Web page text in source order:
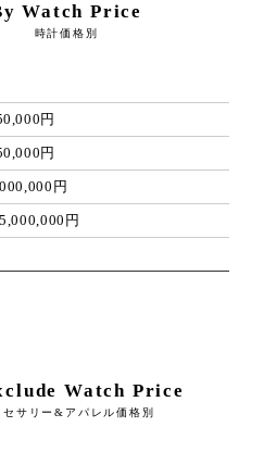
Watch Price
時計価格別
円
円
円
円
Watch Price
セサリー&アパレル価格別